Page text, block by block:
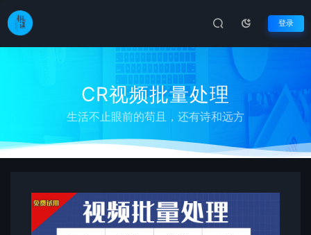
登录
CR视频批量处理
生活不止眼前的苟且，还有诗和远方